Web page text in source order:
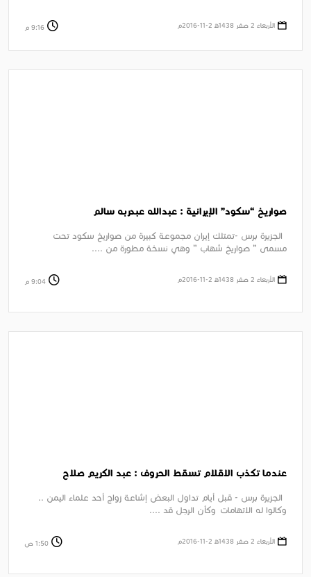
الأربعاء 2 صفر 1438ﻫ 2-11-2016م 9:16 م
صواريخ “سكود” الإيرانية : عبدالله عبدربه سالم
الجزيرة برس -تمتلك إيران مجموعة كبيرة من صواريخ سكود تحت
مسمى ” صواريخ شهاب ” وهي نسخة مطورة من ....
الأربعاء 2 صفر 1438ﻫ 2-11-2016م 9:04 م
عندما تكذب الاقلام تسقط الحروف : عبد الكريم صلاح
الجزيرة برس - قبل أيام تداول البعض إشاعة زواج أحد علماء اليمن ..
وكالوا له الاتهامات وكأن الرجل قد ....
الأربعاء 2 صفر 1438ﻫ 2-11-2016م 1:50 ص